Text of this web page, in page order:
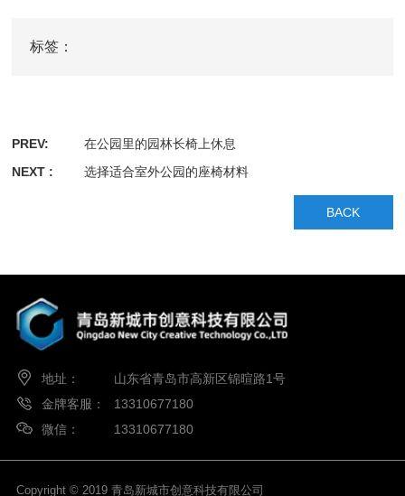
标签：
PREV:
在公园里的园林长椅上休息
NEXT :
选择适合室外公园的座椅材料
BACK
地址：
山东省青岛市高新区锦暄路1号
金牌客服：
13310677180
微信：
13310677180
Copyright © 2019 青岛新城市创意科技有限公司